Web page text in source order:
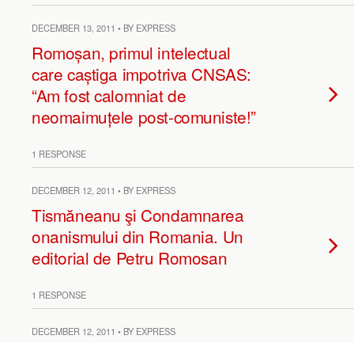
DECEMBER 13, 2011 • BY EXPRESS
Romoșan, primul intelectual
care caștiga impotriva CNSAS:
“Am fost calomniat de
neomaimuțele post-comuniste!”
1 RESPONSE
DECEMBER 12, 2011 • BY EXPRESS
Tismăneanu şi Condamnarea
onanismului din Romania. Un
editorial de Petru Romosan
1 RESPONSE
DECEMBER 12, 2011 • BY EXPRESS